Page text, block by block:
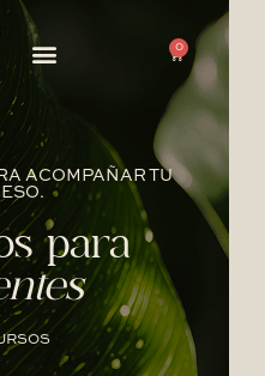
0
ACOMPAÑAR TU
para